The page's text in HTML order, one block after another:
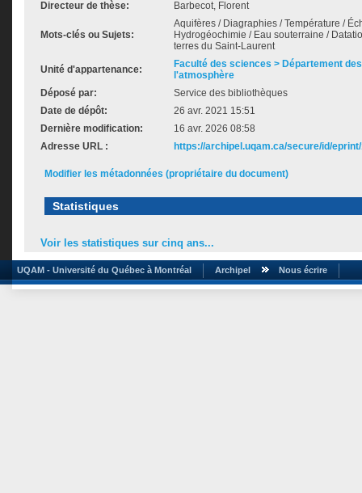
Directeur de thèse:
Barbecot, Florent
Mots-clés ou Sujets:
Aquifères / Diagraphies / Température /
Hydrogéochimie / Eau souterraine /
terres du Saint-Laurent
Unité d'appartenance:
Faculté des sciences > Département
l'atmosphère
Déposé par:
Service des bibliothèques
Date de dépôt:
26 avr. 2021 15:51
Dernière modification:
16 avr. 2026 08:58
Adresse URL :
https://archipel.uqam.ca/secure/id/
Modifier les métadonnées (propriétaire du document)
Statistiques
Voir les statistiques sur cinq ans...
UQAM - Université du Québec à Montréal Archipel Nous écrire